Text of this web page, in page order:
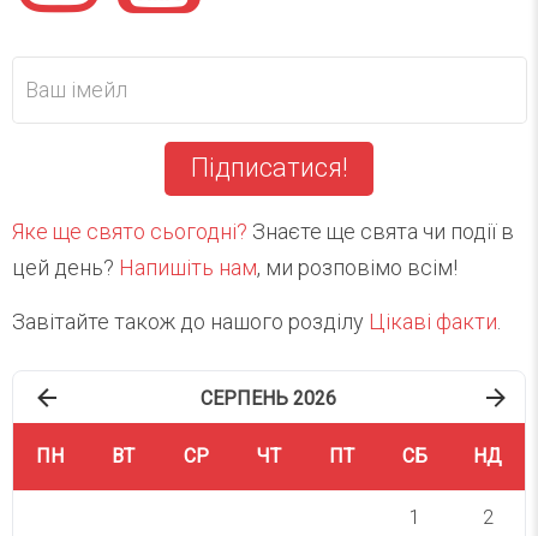
Підписатися!
Яке ще свято сьогодні? Знаєте ще свята чи події в
цей день? Напишіть нам, ми розповімо всім!
Завітайте також до нашого розділу Цікаві факти
СЕРПЕНЬ 2026
ПН ВТ СР ЧТ ПТ СБ НД
1 2